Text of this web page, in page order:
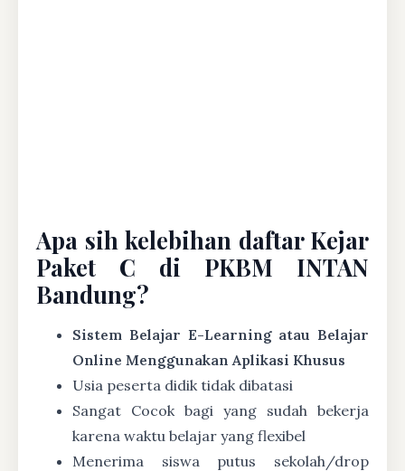
Apa sih kelebihan daftar Kejar
Paket C di PKBM INTAN
Bandung?
Sistem Belajar E-Learning atau Belajar
Online Menggunakan Aplikasi Khusus
Usia peserta didik tidak dibatasi
Sangat Cocok bagi yang sudah bekerja
karena waktu belajar yang flexibel
Menerima siswa putus sekolah/drop